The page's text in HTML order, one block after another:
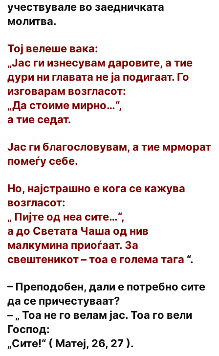
учествувале во заедничката
молитва.
Тој велеше вака:
„Јас ги изнесувам даровите, а тие
дури ни главата не ја подигаат. Го
изговарам возгласот:
„Да стоиме мирно…“,
а тие седат.
Јас ги благословувам, а тие мрморат
помеѓу себе.
Но, најстрашно е кога се кажува
возгласот:
„ Пијте од неа сите…“,
а до Светата Чаша од нив
малкумина приоѓаат. За
свештеникот – тоа е голема тага “.
– Преподобен, дали е потребно сите
да се причестуваат?
– „ Тоа не го велам јас. Тоа го вели
Господ:
„Сите!“ ( Матеј, 26, 27 ).